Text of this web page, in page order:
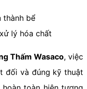
thành bể
lý hóa chất
Thấm Wasaco, việc
đối và đúng kỹ thuật